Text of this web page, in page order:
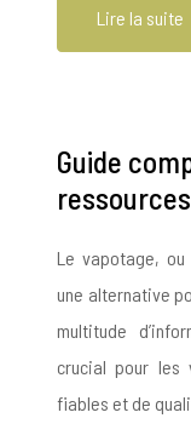
Lire la suite
Guide
Le vapotage, ou
une alternative
multitude
crucial pour les
fiables et de